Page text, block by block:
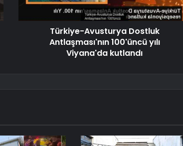
Türkiye-Avusturya Dostluk
Antlaşması'nın 100'üncü yılı
Viyana'da kutlandı